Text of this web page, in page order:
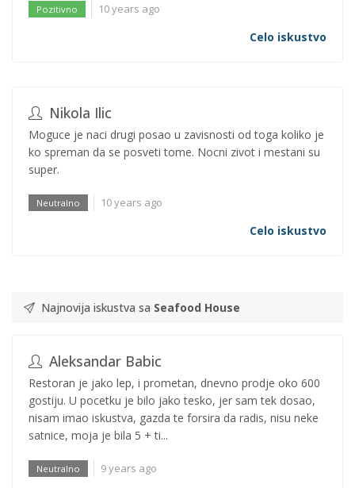
Pozitivno 10 years ago
Celo iskustvo
Nikola Ilic
Moguce je naci drugi posao u zavisnosti od toga koliko je
ko spreman da se posveti tome. Nocni zivot i mestani su
super.
Neutralno 10 years ago
Celo iskustvo
Najnovija iskustva sa Seafood House
Aleksandar Babic
Restoran je jako lep, i prometan, dnevno prodje oko 600
gostiju. U pocetku je bilo jako tesko, jer sam tek dosao,
nisam imao iskustva, gazda te forsira da radis, nisu neke
satnice, moja je bila 5 + ti...
Neutralno 9 years ago